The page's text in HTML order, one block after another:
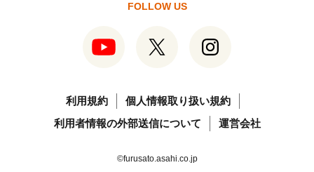
FOLLOW US
利用規約
個人情報取り扱い規約
利用者情報の外部送信について
運営会社
©furusato.asahi.co.jp